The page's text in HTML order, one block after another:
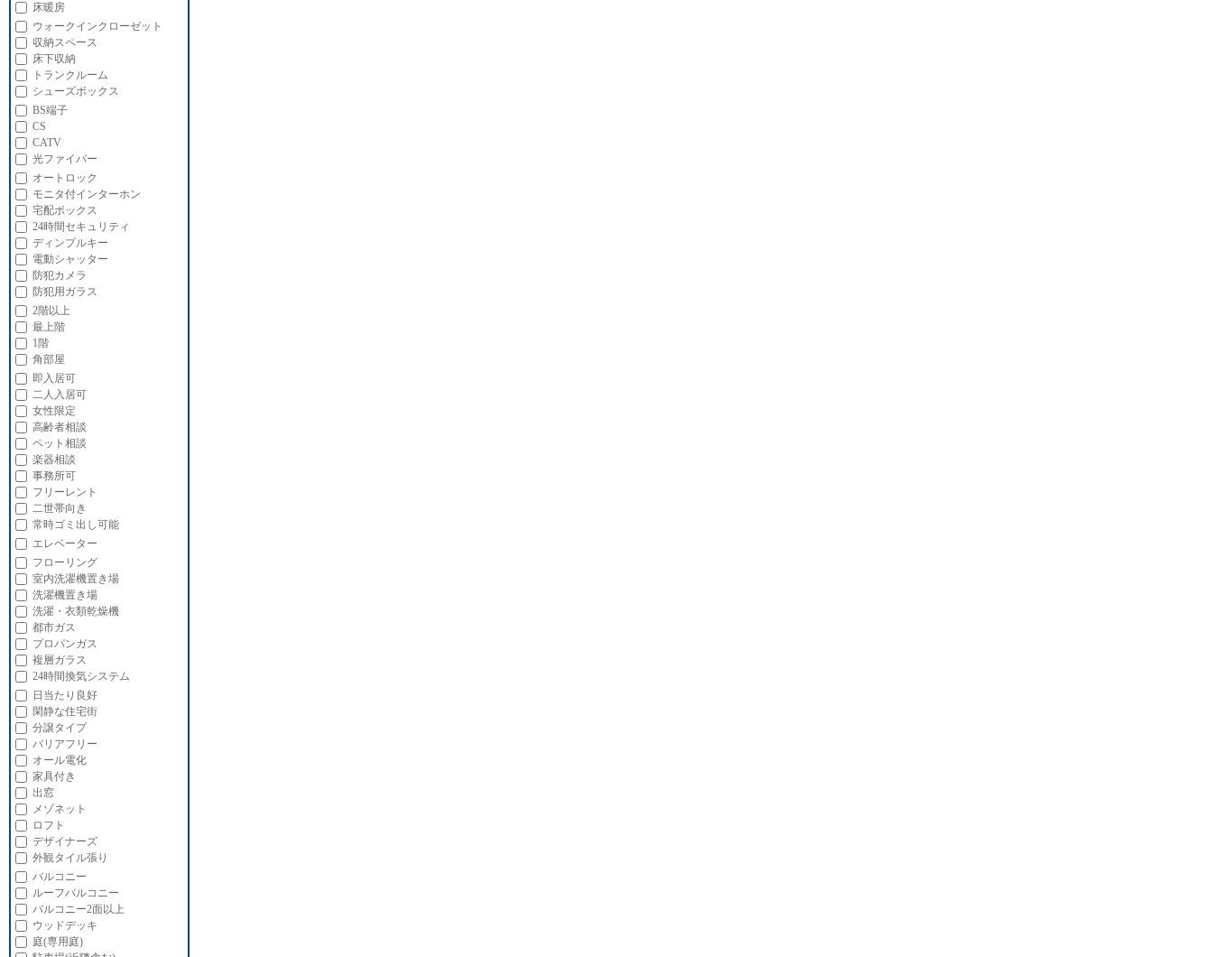
床暖房
ウォークインクローゼット
収納スペース
床下収納
トランクルーム
シューズボックス
BS端子
CS
CATV
光ファイバー
オートロック
モニタ付インターホン
宅配ボックス
24時間セキュリティ
ディンプルキー
電動シャッター
防犯カメラ
防犯用ガラス
2階以上
最上階
1階
角部屋
即入居可
二人入居可
女性限定
高齢者相談
ペット相談
楽器相談
事務所可
フリーレント
二世帯向き
常時ゴミ出し可能
エレベーター
フローリング
室内洗濯機置き場
洗濯機置き場
洗濯・衣類乾燥機
都市ガス
プロパンガス
複層ガラス
24時間換気システム
日当たり良好
閑静な住宅街
分譲タイプ
バリアフリー
オール電化
家具付き
出窓
メゾネット
ロフト
デザイナーズ
外観タイル張り
バルコニー
ルーフバルコニー
バルコニー2面以上
ウッドデッキ
庭(専用庭)